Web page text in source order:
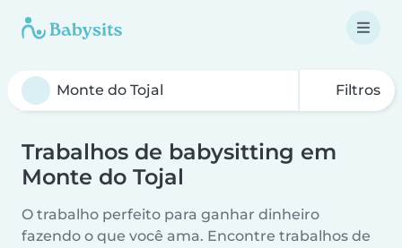
Filtros
Trabalhos de babysitting em
Monte do Tojal
O trabalho perfeito para ganhar dinheiro
fazendo o que você ama. Encontre trabalhos de